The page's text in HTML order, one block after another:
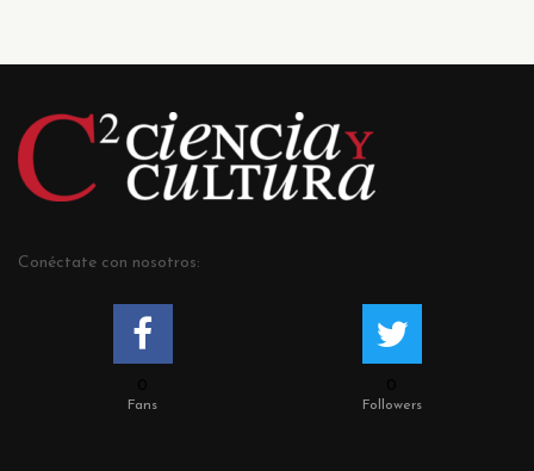
Conéctate con nosotros:
Fans Followers